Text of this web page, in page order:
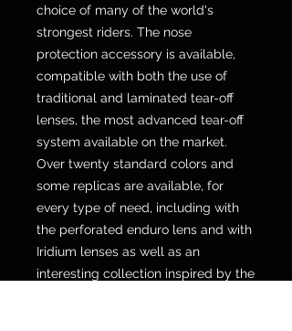
choice of many of the world's
strongest riders. The nose
protection accessory is available,
compatible with both the use of
traditional and laminated tear-off
lenses, the most advanced tear-off
system available on the market.
Over twenty standard colors and
some replicas are available, for
every type of need, including with
the perforated enduro lens and with
Iridium lenses as well as an
interesting collection inspired by the